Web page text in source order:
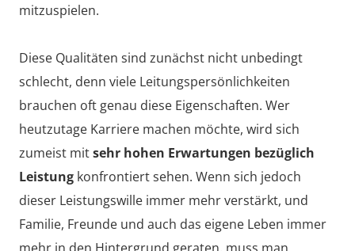
mitzuspielen.
Diese Qualitäten sind zunächst nicht unbedingt
schlecht, denn viele Leitungspersönlichkeiten
brauchen oft genau diese Eigenschaften. Wer
heutzutage Karriere machen möchte, wird sich
zumeist mitsehr hohen Erwartungen bezüglich
Leistung konfrontiert sehen. Wenn sich jedoch
dieser Leistungswille immer mehr verstärkt, und
Familie, Freunde und auch das eigene Leben immer